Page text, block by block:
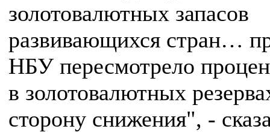
золотовалютных запасов
развивающихся стран…
НБУ пересмотрело
в золотовалютных
сторону снижения", -